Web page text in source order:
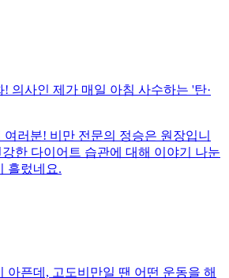
! 의사인 제가 매일 아침 사수하는 '탄·
러분! 비만 전문의 정승은 원장입니
한 다이어트 습관에 대해 이야기 나눈
흘렀네요.
아픈데, 고도비만일 땐 어떤 운동을 해